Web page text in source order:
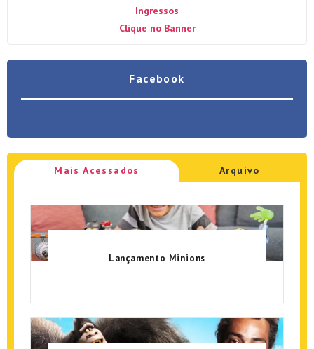
Ingressos
Clique no Banner
Facebook
Mais Acessados Arquivo
Lançamento Minions